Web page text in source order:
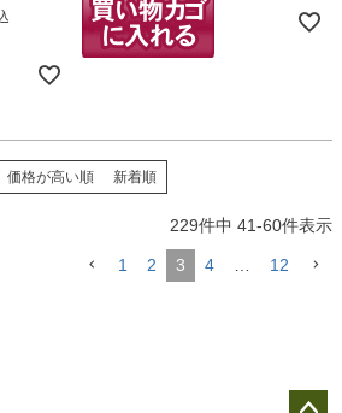
価格が高い順 新着順
229件中 41-60件表示
1 2 3 4 … 12